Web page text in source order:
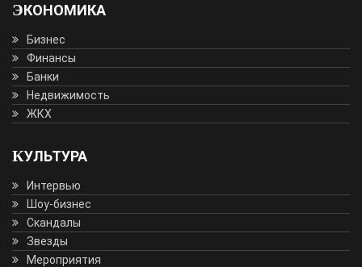
ЭКОНОМИКА
Бизнес
Финансы
Банки
Недвижимость
ЖКХ
КУЛЬТУРА
Интервью
Шоу-бизнес
Скандалы
Звезды
Мероприятия